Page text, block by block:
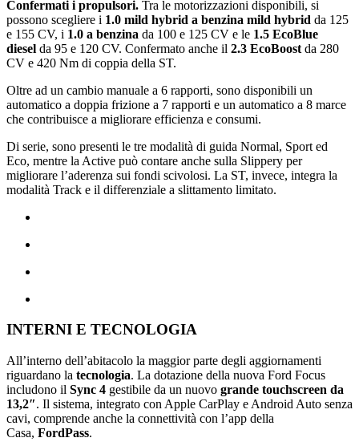
Confermati i propulsori. Tra le motorizzazioni disponibili, si
possono scegliere i 1.0 mild hybrid a benzina mild hybrid da 125
e 155 CV, i 1.0 a benzina da 100 e 125 CV e le 1.5 EcoBlue
diesel da 95 e 120 CV. Confermato anche il 2.3 EcoBoost da 280
CV e 420 Nm di coppia della ST.
Oltre ad un cambio manuale a 6 rapporti, sono disponibili un
automatico a doppia frizione a 7 rapporti e un automatico a 8 marce
che contribuisce a migliorare efficienza e consumi.
Di serie, sono presenti le tre modalità di guida Normal, Sport ed
Eco, mentre la Active può contare anche sulla Slippery per
migliorare l’aderenza sui fondi scivolosi. La ST, invece, integra la
modalità Track e il differenziale a slittamento limitato.
INTERNI E TECNOLOGIA
All’interno dell’abitacolo la maggior parte degli aggiornamenti
riguardano la tecnologia. La dotazione della nuova Ford Focus
includono il Sync 4 gestibile da un nuovo grande touchscreen da
13,2″. Il sistema, integrato con Apple CarPlay e Android Auto senza
cavi, comprende anche la connettività con l’app della
Casa, FordPass.